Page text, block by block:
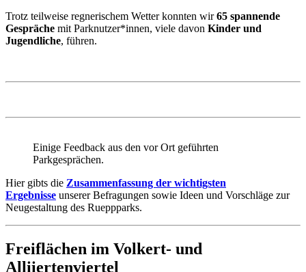
Trotz teilweise regnerischem Wetter konnten wir65 spannende
Gespräche mit Parknutzer*innen, viele davon Kinder und
Jugendliche, führen.
Einige Feedback aus den vor Ort geführten
Parkgesprächen.
Hier gibts die Zusammenfassung der wichtigsten
Ergebnisse unserer Befragungen sowie Ideen und Vorschläge zur
Neugestaltung des Rueppparks.
Freiflächen im Volkert- und
Alliiertenviertel